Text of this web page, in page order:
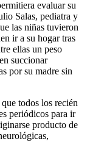
evaluar su
Salas, pediatra y
las niñas tuvieron
ir a su hogar tras
ellas un peso
succionar
por su madre sin
todos los recién
periódicos para ir
producto de